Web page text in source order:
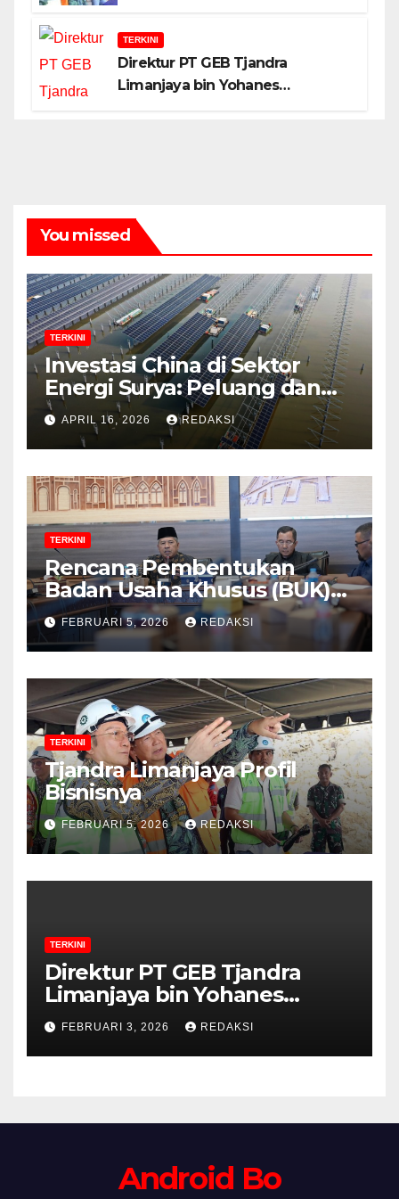
TERKINI
Direktur PT GEB Tjandra
Limanjaya bin Yohanes
You missed
TERKINI
Investasi China di Sektor
Energi Surya: Peluang dan
Strategi Indonesia?
APRIL 16, 2026 REDAKSI
TERKINI
Rencana Pembentukan
Badan Usaha Khusus (BUK)
Menguat dalam Revisi RUU
Migas, Ini Alasannya!
FEBRUARI 5, 2026 REDAKSI
TERKINI
Tjandra Limanjaya Profil
Bisnisnya
FEBRUARI 5, 2026 REDAKSI
TERKINI
Direktur PT GEB Tjandra
Limanjaya bin Yohanes
Limanjaya dan Semangat
Membangun Negeri
FEBRUARI 3, 2026 REDAKSI
Android Bo